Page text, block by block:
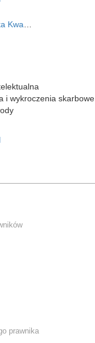
i wykroczenia skarbowe
prawnika